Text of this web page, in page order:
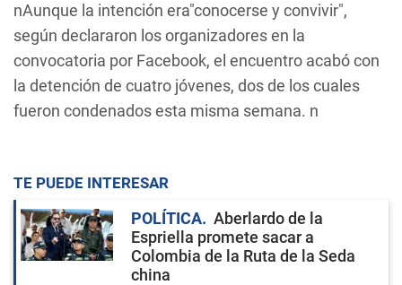
nAunque la intención era"conocerse y convivir",
según declararon los organizadores en la
convocatoria por Facebook, el encuentro acabó con
la detención de cuatro jóvenes, dos de los cuales
fueron condenados esta misma semana. n
TE PUEDE INTERESAR
POLÍTICA
Aberlardo de la
Espriella promete sacar a
Colombia de la Ruta de la Seda
china